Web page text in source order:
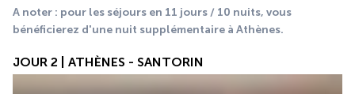
A noter : pour les séjours en 11 jours / 10 nuits, vous
bénéficierez d'une nuit supplémentaire à Athènes.
JOUR 2 | ATHÈNES - SANTORIN